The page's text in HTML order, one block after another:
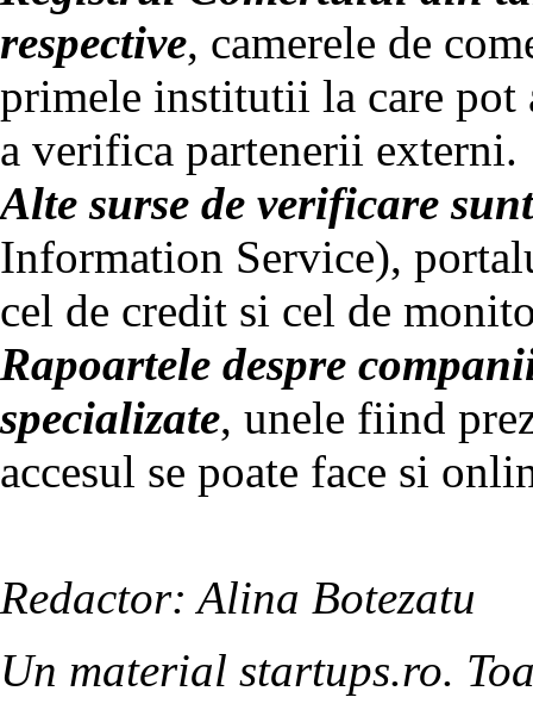
respective, camerele de
primele institutii la care pot
a verifica partenerii externi.
Alte surse de verificare sunt
Information Service),
cel de credit si cel de
Rapoartele despre
specializate, unele fiind
accesul se poate face si
Redactor: Alina Botezatu
Un material startups.ro.